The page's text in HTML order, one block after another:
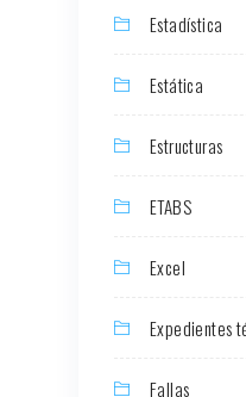
Estadística
Estática
Estructuras
ETABS
Excel
Expedientes
Fallas